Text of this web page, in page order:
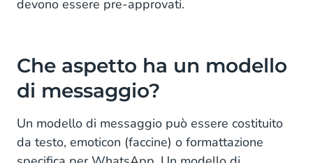
devono essere pre-approvati.
Che aspetto ha un modello
di messaggio?
Un modello di messaggio può essere costituito
da testo, emoticon (faccine) o formattazione